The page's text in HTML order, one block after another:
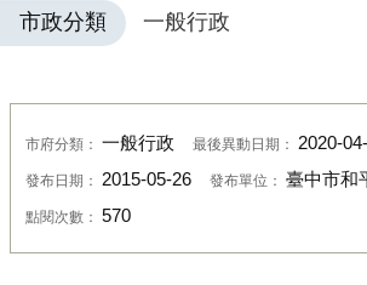
市政分類 一般行政
市府分類： 一般行政 最後異動日期： 2020-
發布日期： 2015-05-26 發布單位： 臺中市和
點閱次數： 570